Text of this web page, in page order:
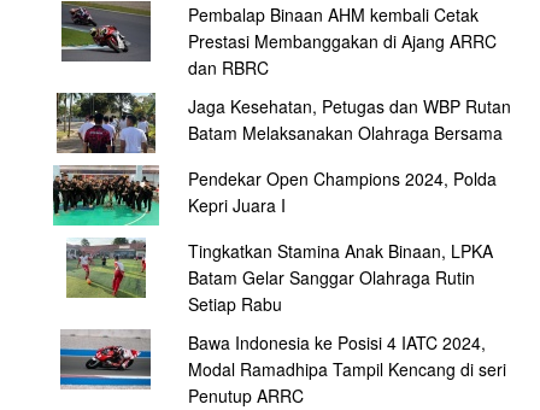
Pembalap Binaan AHM kembali Cetak
Prestasi Membanggakan di Ajang ARRC
dan RBRC
Jaga Kesehatan, Petugas dan WBP Rutan
Batam Melaksanakan Olahraga Bersama
Pendekar Open Champions 2024, Polda
Kepri Juara I
Tingkatkan Stamina Anak Binaan, LPKA
Batam Gelar Sanggar Olahraga Rutin
Setiap Rabu
Bawa Indonesia ke Posisi 4 IATC 2024,
Modal Ramadhipa Tampil Kencang di seri
Penutup ARRC